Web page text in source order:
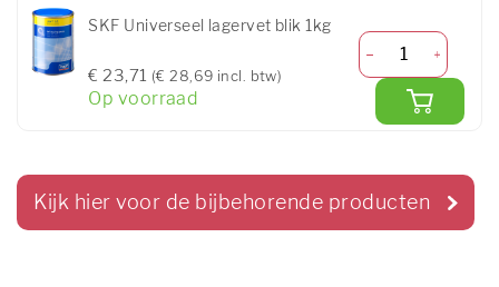
SKF Universeel lagervet blik 1kg
€ 23,71 (€ 28,69 incl. btw)
Op voorraad
Kijk hier voor de bijbehorende producten